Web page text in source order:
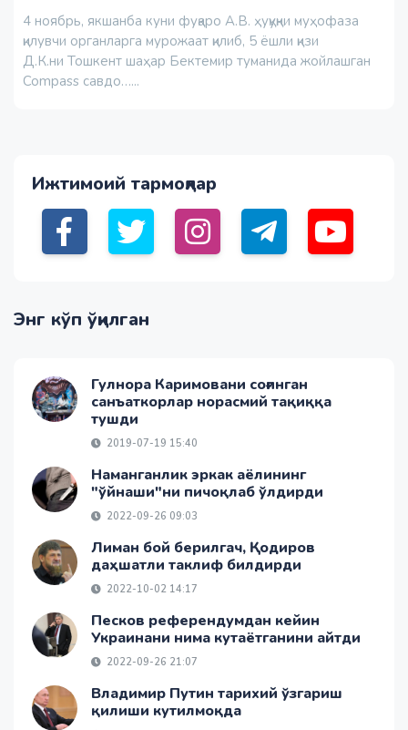
4 ноябрь, якшанба куни фуқаро А.В. ҳуқуқни муҳофаза
қилувчи органларга мурожаат қилиб, 5 ёшли қизи
Д.К.ни Тошкент шаҳар Бектемир туманида жойлашган
Compass савдо…...
Ижтимоий тармоқлар
Энг кўп ўқилган
Гулнора Каримовани соғинган
санъаткорлар норасмий тақиққа
тушди
2019-07-19 15:40
Наманганлик эркак аёлининг
"ўйнаши"ни пичоқлаб ўлдирди
2022-09-26 09:03
Лиман бой берилгач, Қодиров
даҳшатли таклиф билдирди
2022-10-02 14:17
Песков референдумдан кейин
Украинани нима кутаётганини айтди
2022-09-26 21:07
Владимир Путин тарихий ўзгариш
қилиши кутилмоқда